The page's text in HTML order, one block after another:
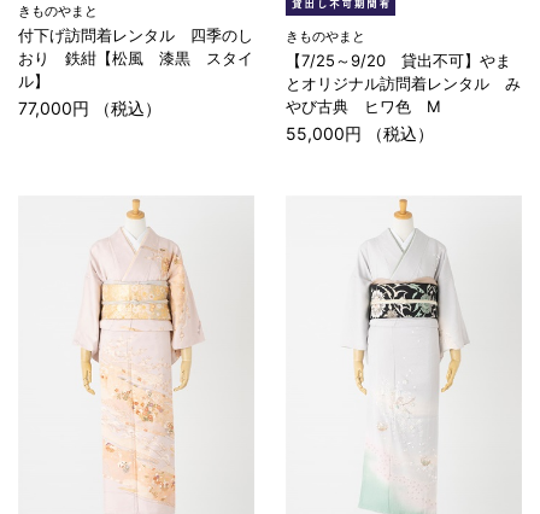
きものやまと
付下げ訪問着レンタル 四季のし
おり 鉄紺【松風 漆黒 スタイ
ル】
77,000円 （税込）
きものやまと
【7/25～9/20 貸出不可】やま
とオリジナル訪問着レンタル み
やび古典 ヒワ色 M
55,000円 （税込）